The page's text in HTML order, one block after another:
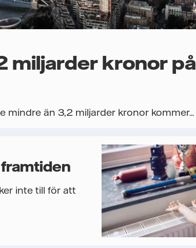
miljarder kronor på
mindre än 3,2 miljarder kronor kommer...
inte till för att